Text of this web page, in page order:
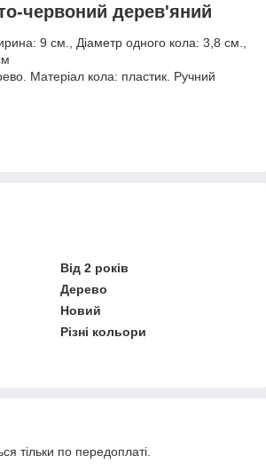
червоний дерев'яний
9 см., Діаметр одного кола: 3,8 см.,
Матеріал кола: пластик. Ручний
Від 2 років
Дерево
Новий
Різні кольори
тільки по передоплаті.